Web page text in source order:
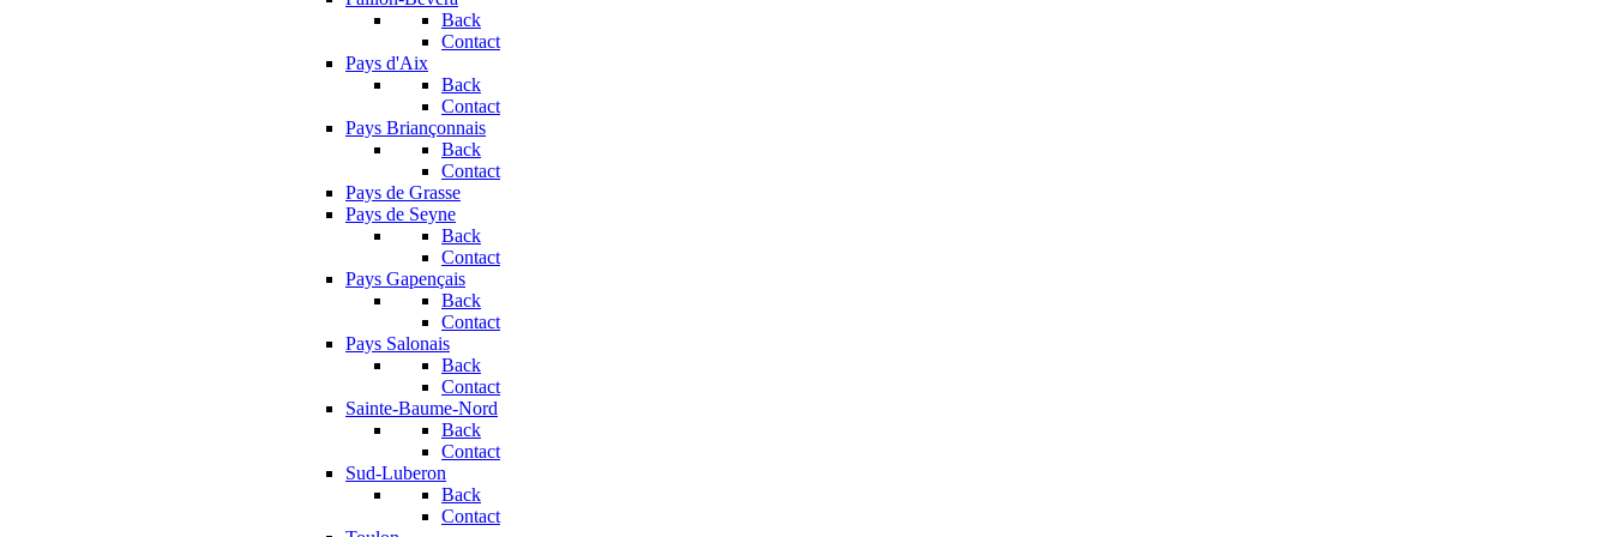
Back
Contact
Pays d'Aix
Back
Contact
Pays Briançonnais
Back
Contact
Pays de Grasse
Pays de Seyne
Back
Contact
Pays Gapençais
Back
Contact
Pays Salonais
Back
Contact
Sainte-Baume-Nord
Back
Contact
Sud-Luberon
Back
Contact